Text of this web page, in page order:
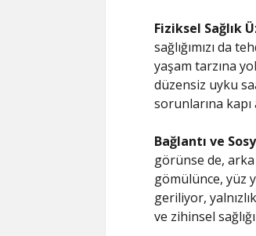
Fiziksel Sağlık
sağlığımızı da
yaşam tarzına
düzensiz uyku
sorunlarına kapı
Bağlantı ve
görünse de,
gömülünce, yüz
geriliyor,
ve zihinsel